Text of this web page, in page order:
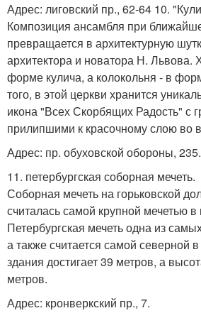
Адрес: лиговский пр., 62-64 10.
Композиция ансамбля при
превращается в архитектурную
архитектора и новатора Н. Львова.
форме кулича, а колокольня - в
того, в этой церкви хранится
икона "Всех Скорбящих Радость" с
прилипшими к красочному слою во
Адрес: пр. обуховской обороны, 235.
11. петербургская соборная мечеть.
Соборная мечеть на горьковской
считалась самой крупной мечетью
Петербургская мечеть одна из
а также считается самой северной
здания достигает 39 метров, а
метров.
Адрес: кронверкский пр., 7.